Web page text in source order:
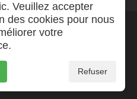
Veuillez accepter
des cookies pour nous
votre
Refuser